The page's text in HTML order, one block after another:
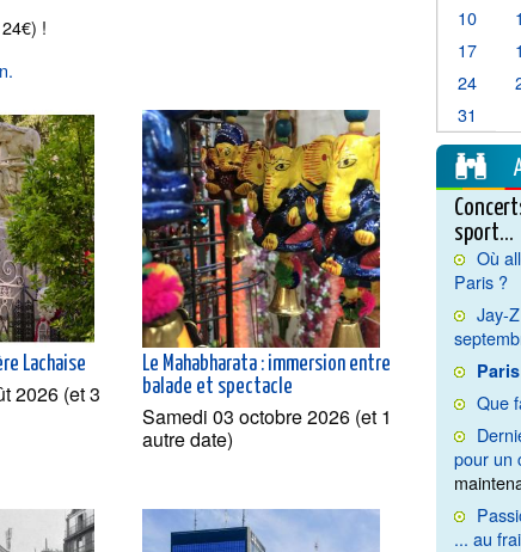
!
Lachaise
2026 (et 3
Le Mahabharata : immersion entre
balade et spectacle
Samedi 03 octobre 2026 (et 1
autre date)
10
17
24
31
sport...
Où
Paris ?
Jay-
Que
pour un
... au